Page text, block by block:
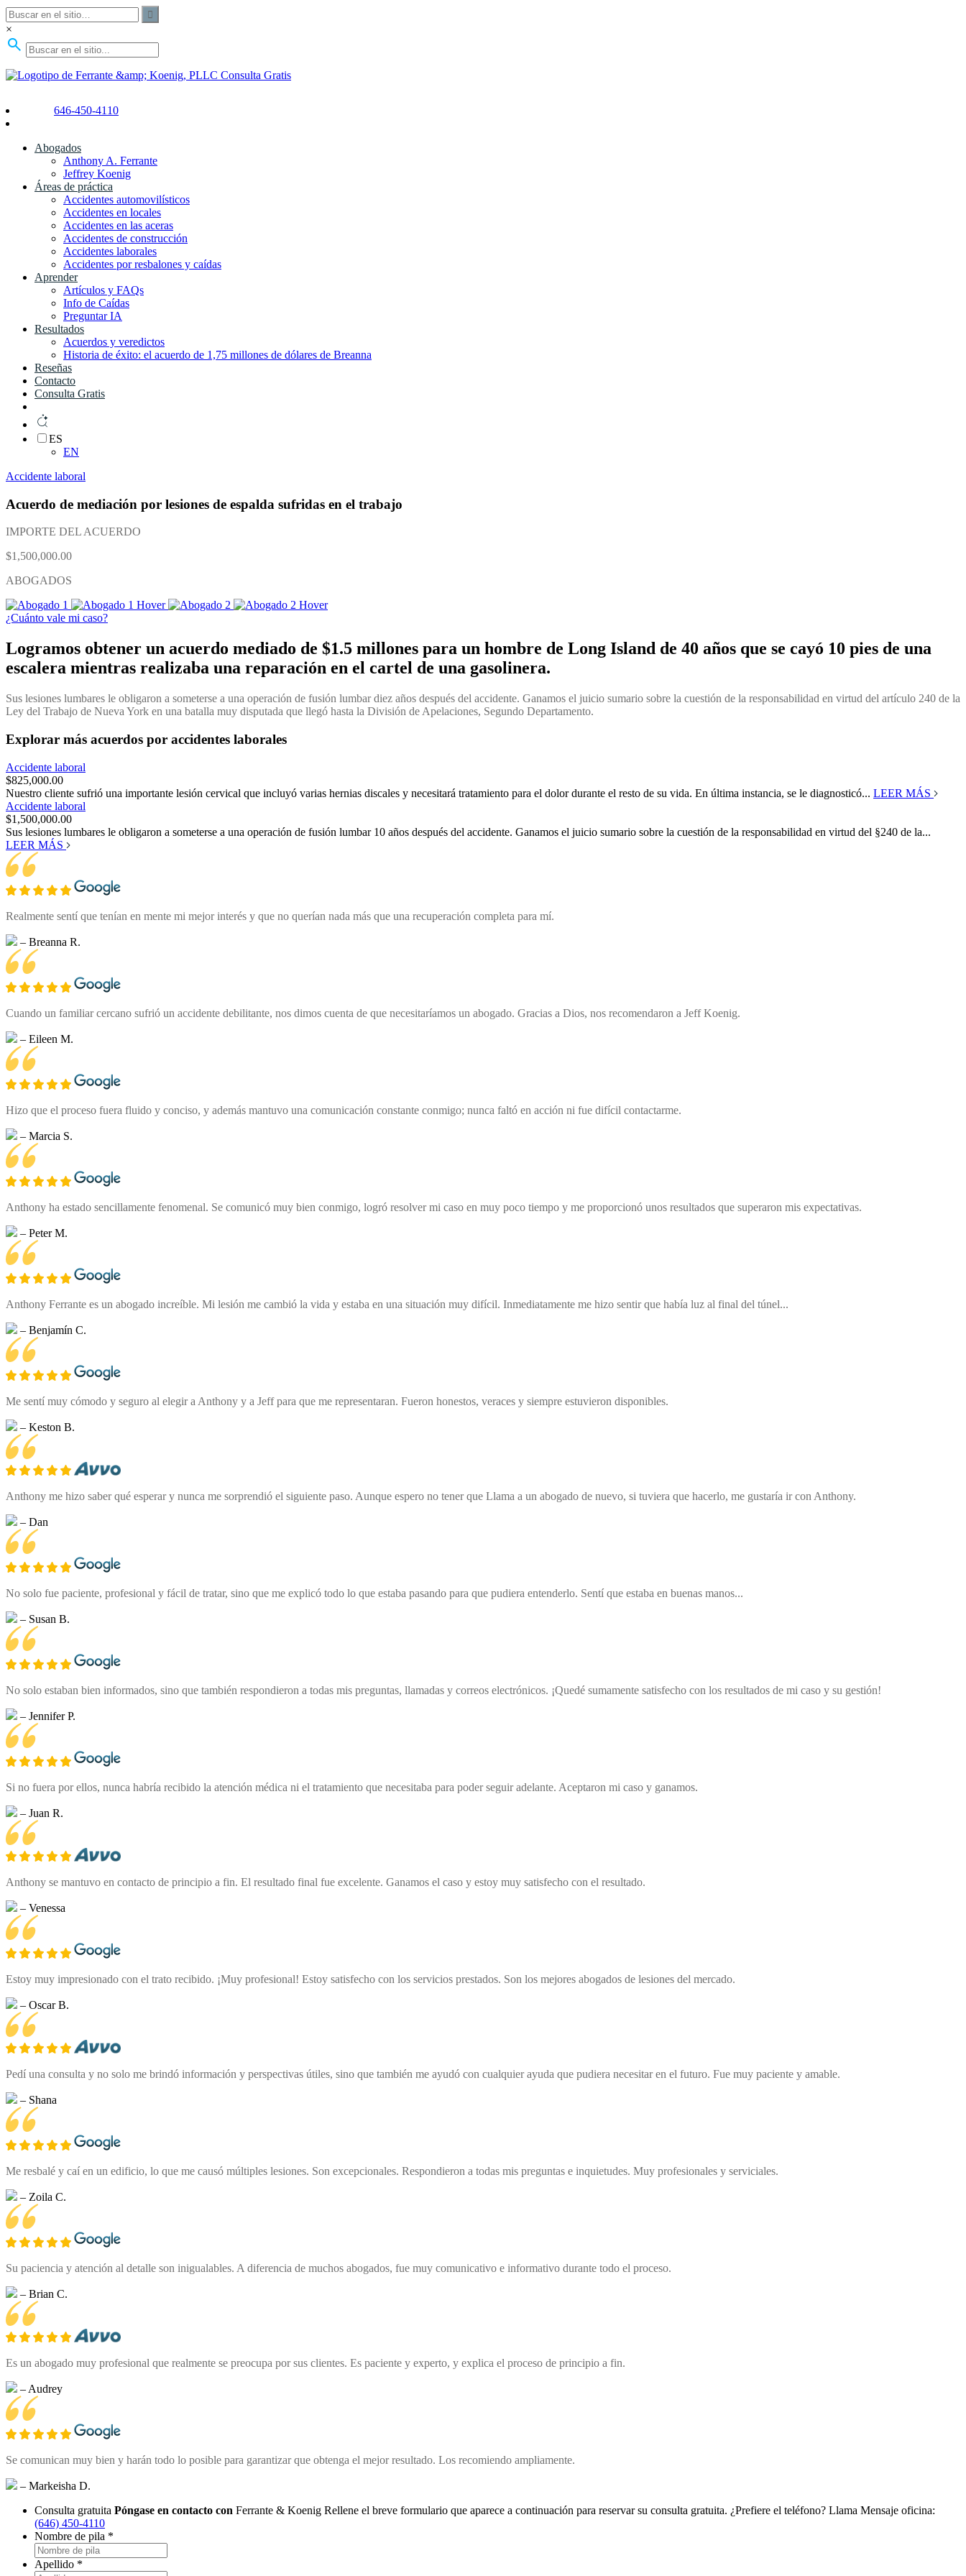
×
Consulta Gratis
646-450-4110
Abogados
Anthony A. Ferrante
Jeffrey Koenig
Áreas de práctica
Accidentes automovilísticos
Accidentes en locales
Accidentes en las aceras
Accidentes de construcción
Accidentes laborales
Accidentes por resbalones y caídas
Aprender
Artículos y FAQs
Info de Caídas
Preguntar IA
Resultados
Acuerdos y veredictos
Historia de éxito: el acuerdo de 1,75 millones de dólares de Breanna
Reseñas
Contacto
Consulta Gratis
ES
EN
Accidente laboral
Acuerdo de mediación por lesiones de espalda sufridas en el trabajo
IMPORTE DEL ACUERDO
$1,500,000.00
ABOGADOS
¿Cuánto vale mi caso?
Logramos obtener un acuerdo mediado de $1.5 millones para un hombre de Long Island de 40 años que se cayó 10 pies de una
escalera mientras realizaba una reparación en el cartel de una gasolinera.
Sus lesiones lumbares le obligaron a someterse a una operación de fusión lumbar diez años después del accidente. Ganamos el juicio sumario sobre la cuestión de la responsabilidad en virtud del artículo 240 de la
Ley del Trabajo de Nueva York en una batalla muy disputada que llegó hasta la División de Apelaciones, Segundo Departamento.
Explorar más acuerdos por accidentes laborales
Accidente laboral
$825,000.00
Nuestro cliente sufrió una importante lesión cervical que incluyó varias hernias discales y necesitará tratamiento para el dolor durante el resto de su vida. En última instancia, se le diagnosticó... LEER MÁS
Accidente laboral
$1,500,000.00
Sus lesiones lumbares le obligaron a someterse a una operación de fusión lumbar 10 años después del accidente. Ganamos el juicio sumario sobre la cuestión de la responsabilidad en virtud del §240 de la...
LEER MÁS
Realmente sentí que tenían en mente mi mejor interés y que no querían nada más que una recuperación completa para mí.
– Breanna R.
Cuando un familiar cercano sufrió un accidente debilitante, nos dimos cuenta de que necesitaríamos un abogado. Gracias a Dios, nos recomendaron a Jeff Koenig.
– Eileen M.
Hizo que el proceso fuera fluido y conciso, y además mantuvo una comunicación constante conmigo; nunca faltó en acción ni fue difícil contactarme.
– Marcia S.
Anthony ha estado sencillamente fenomenal. Se comunicó muy bien conmigo, logró resolver mi caso en muy poco tiempo y me proporcionó unos resultados que superaron mis expectativas.
– Peter M.
Anthony Ferrante es un abogado increíble. Mi lesión me cambió la vida y estaba en una situación muy difícil. Inmediatamente me hizo sentir que había luz al final del túnel...
– Benjamín C.
Me sentí muy cómodo y seguro al elegir a Anthony y a Jeff para que me representaran. Fueron honestos, veraces y siempre estuvieron disponibles.
– Keston B.
Anthony me hizo saber qué esperar y nunca me sorprendió el siguiente paso. Aunque espero no tener que Llama a un abogado de nuevo, si tuviera que hacerlo, me gustaría ir con Anthony.
– Dan
No solo fue paciente, profesional y fácil de tratar, sino que me explicó todo lo que estaba pasando para que pudiera entenderlo. Sentí que estaba en buenas manos...
– Susan B.
No solo estaban bien informados, sino que también respondieron a todas mis preguntas, llamadas y correos electrónicos. ¡Quedé sumamente satisfecho con los resultados de mi caso y su gestión!
– Jennifer P.
Si no fuera por ellos, nunca habría recibido la atención médica ni el tratamiento que necesitaba para poder seguir adelante. Aceptaron mi caso y ganamos.
– Juan R.
Anthony se mantuvo en contacto de principio a fin. El resultado final fue excelente. Ganamos el caso y estoy muy satisfecho con el resultado.
– Venessa
Estoy muy impresionado con el trato recibido. ¡Muy profesional! Estoy satisfecho con los servicios prestados. Son los mejores abogados de lesiones del mercado.
– Oscar B.
Pedí una consulta y no solo me brindó información y perspectivas útiles, sino que también me ayudó con cualquier ayuda que pudiera necesitar en el futuro. Fue muy paciente y amable.
– Shana
Me resbalé y caí en un edificio, lo que me causó múltiples lesiones. Son excepcionales. Respondieron a todas mis preguntas e inquietudes. Muy profesionales y serviciales.
– Zoila C.
Su paciencia y atención al detalle son inigualables. A diferencia de muchos abogados, fue muy comunicativo e informativo durante todo el proceso.
– Brian C.
Es un abogado muy profesional que realmente se preocupa por sus clientes. Es paciente y experto, y explica el proceso de principio a fin.
– Audrey
Se comunican muy bien y harán todo lo posible para garantizar que obtenga el mejor resultado. Los recomiendo ampliamente.
– Markeisha D.
Consulta gratuita Póngase en contacto con Ferrante & Koenig Rellene el breve formulario que aparece a continuación para reservar su consulta gratuita. ¿Prefiere el teléfono? Llama Mensaje oficina:
(646) 450-4110
Nombre de pila *
Apellido *